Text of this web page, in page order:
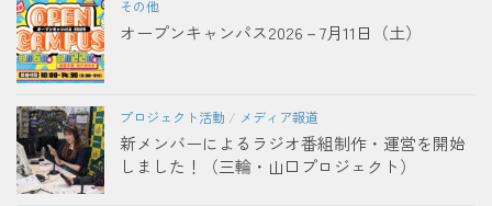
その他
オープンキャンパス2026－7月11日（土）
プロジェクト活動 / メディア報道
新メンバーによるラジオ番組制作・運営を開始
しました！（三輪・山口プロジェクト）